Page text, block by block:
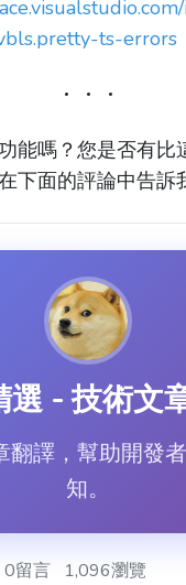
ts-errors
能嗎？您是否有比
下面的評論中告訴
選 - 技術文
翻譯，幫助開發
知。
0留言 1,096瀏覽